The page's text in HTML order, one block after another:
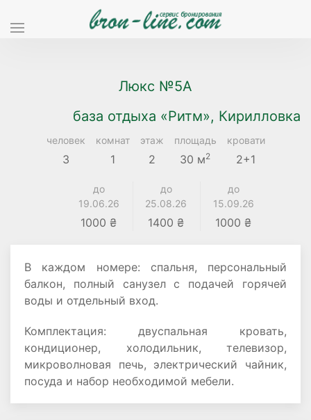
Люкс №5А
база отдыха «Ритм», Кирилловка
человек
3
комнат
1
этаж
2
площадь
30 м2
кровати
2+1
до
19.06.26
1000 ₴
до
25.08.26
1400 ₴
до
15.09.26
1000 ₴
В каждом номере: спальня, персональный
балкон, полный санузел с подачей горячей
воды и отдельный вход.
Комплектация: двуспальная кровать,
кондиционер, холодильник, телевизор,
микроволновая печь, электрический чайник,
посуда и набор необходимой мебели.